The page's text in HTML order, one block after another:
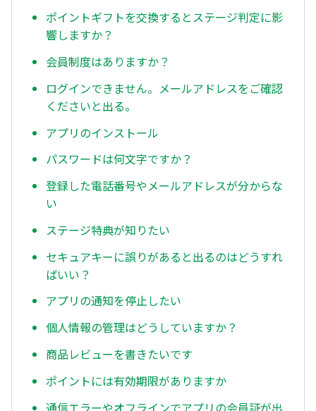
ポイントギフトを交換するとステージ判定に影
響しますか？
会員制度はありますか？
ログインできません。メールアドレスをご確認
くださいと出る。
アプリのインストール
パスワードは何文字ですか？
登録した電話番号やメールアドレスが分からな
い
ステージ特典が知りたい
セキュアキーに誤りがあると出るのはどうすれ
ばいい？
アプリの通知を停止したい
個人情報の管理はどうしていますか？
商品レビューを書きたいです
ポイントには有効期限がありますか
通信エラーやオフラインでアプリの会員証が出